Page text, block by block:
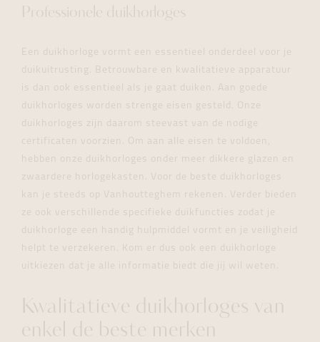
Professionele duikhorloges
Een duikhorloge vormt een essentieel onderdeel voor je
duikuitrusting. Betrouwbare en kwalitatieve apparatuur
is dan ook essentieel als je gaat duiken. Aan goede
duikhorloges worden strenge eisen gesteld. Onze
duikhorloges zijn daarom steevast van de nodige
certificaten voorzien. Om aan alle eisen te voldoen,
hebben onze duikhorloges onder meer dikkere glazen en
zwaardere horlogekasten. Voor de beste duikhorloges
kan je steeds op Vanhoutteghem rekenen. Verder bieden
ze ook verschillende specifieke duikfuncties zodat je
duikhorloge een handig hulpmiddel vormt en je veiligheid
helpt te verzekeren. Kom er dus ook een duikhorloge
uitkiezen dat je alle informatie biedt die jij wil weten.
Kwalitatieve duikhorloges van
enkel de beste merken